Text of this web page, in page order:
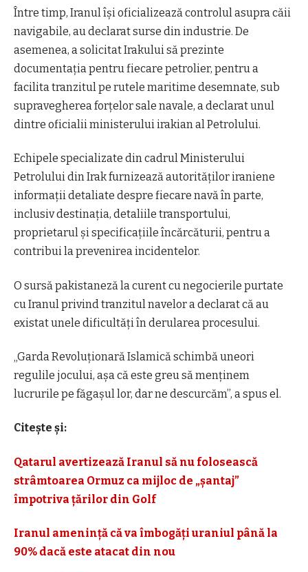
Între timp, Iranul își oficializează controlul asupra căii
navigabile, au declarat surse din industrie. De
asemenea, a solicitat Irakului să prezinte
documentația pentru fiecare petrolier, pentru a
facilita tranzitul pe rutele maritime desemnate, sub
supravegherea forțelor sale navale, a declarat unul
dintre oficialii ministerului irakian al Petrolului.
Echipele specializate din cadrul Ministerului
Petrolului din Irak furnizează autorităților iraniene
informații detaliate despre fiecare navă în parte,
inclusiv destinația, detaliile transportului,
proprietarul și specificațiile încărcăturii, pentru a
contribui la prevenirea incidentelor.
O sursă pakistaneză la curent cu negocierile purtate
cu Iranul privind tranzitul navelor a declarat că au
existat unele dificultăți în derularea procesului.
„Garda Revoluționară Islamică schimbă uneori
regulile jocului, așa că este greu să menținem
lucrurile pe făgașul lor, dar ne descurcăm”, a spus el.
Citește și:
Qatarul avertizează Iranul să nu folosească
strâmtoarea Ormuz ca mijloc de „șantaj”
împotriva țărilor din Golf
Iranul amenință că va îmbogăţi uraniul până la
90% dacă este atacat din nou